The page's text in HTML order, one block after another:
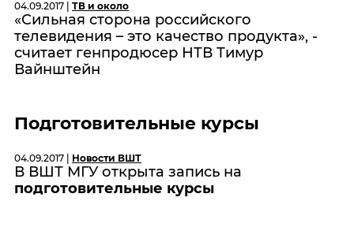
04.09.2017 | ТВ и около
«Сильная сторона российского
телевидения – это качество продукта», -
считает генпродюсер НТВ Тимур
Вайнштейн
Подготовительные курсы
04.09.2017 | Новости ВШТ
В ВШТ МГУ открыта запись на
подготовительные курсы